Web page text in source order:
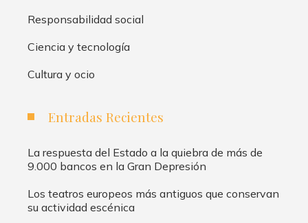
Responsabilidad social
Ciencia y tecnología
Cultura y ocio
Entradas Recientes
La respuesta del Estado a la quiebra de más de
9.000 bancos en la Gran Depresión
Los teatros europeos más antiguos que conservan
su actividad escénica